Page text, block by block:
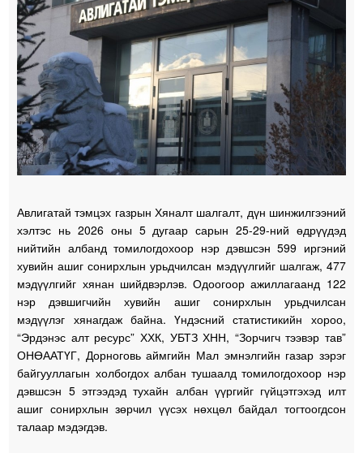
Авлигатай тэмцэх газрын Хяналт шалгалт, дүн шинжилгээний
хэлтэс нь 2026 оны 5 дугаар сарын 25-29-ний өдрүүдэд
нийтийн албанд томилогдохоор нэр дэвшсэн 599 иргэний
хувийн ашиг сонирхлын урьдчилсан мэдүүлгийг шалгаж, 477
мэдүүлгийг хянан шийдвэрлэв. Одоогоор ажиллагаанд 122
нэр дэвшигчийн хувийн ашиг сонирхлын урьдчилсан
мэдүүлэг хянагдаж байна. Үндэсний статистикийн хороо,
“Эрдэнэс алт ресурс” ХХК, УБТЗ ХНН, “Зорчигч тээвэр тав”
ОНӨААТҮГ, Дорноговь аймгийн Мал эмнэлгийн газар зэрэг
байгууллагын холбогдох албан тушаалд томилогдохоор нэр
дэвшсэн 5 этгээдэд тухайн албан үүргийг гүйцэтгэхэд илт
ашиг сонирхлын зөрчил үүсэх нөхцөл байдал тогтоогдсон
талаар мэдэгдэв.